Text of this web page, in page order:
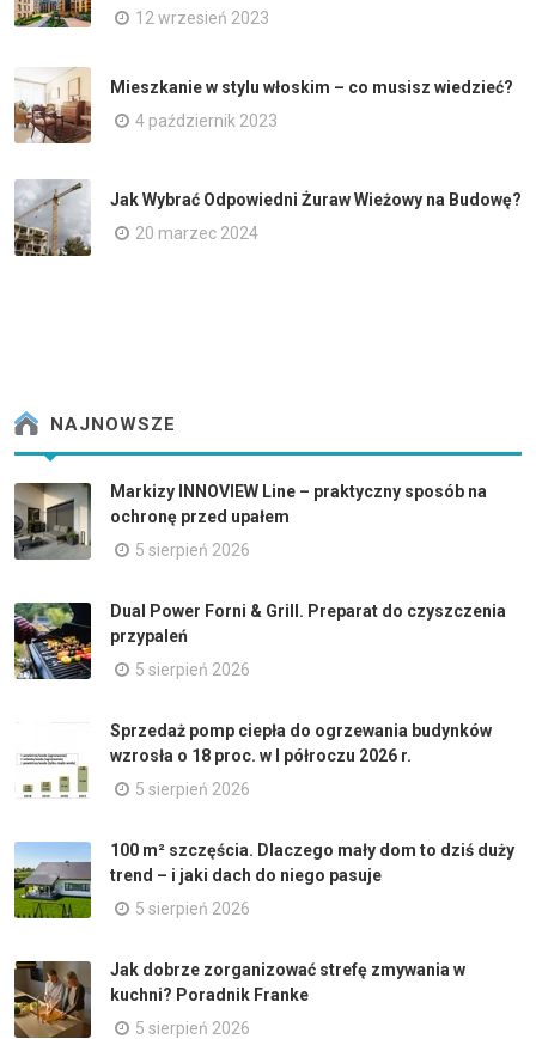
12 wrzesień 2023
Mieszkanie w stylu włoskim – co musisz wiedzieć?
4 październik 2023
Jak Wybrać Odpowiedni Żuraw Wieżowy na Budowę?
20 marzec 2024
NAJNOWSZE
Markizy INNOVIEW Line – praktyczny sposób na
ochronę przed upałem
5 sierpień 2026
Dual Power Forni & Grill. Preparat do czyszczenia
przypaleń
5 sierpień 2026
Sprzedaż pomp ciepła do ogrzewania budynków
wzrosła o 18 proc. w I półroczu 2026 r.
5 sierpień 2026
100 m² szczęścia. Dlaczego mały dom to dziś duży
trend – i jaki dach do niego pasuje
5 sierpień 2026
Jak dobrze zorganizować strefę zmywania w
kuchni? Poradnik Franke
5 sierpień 2026